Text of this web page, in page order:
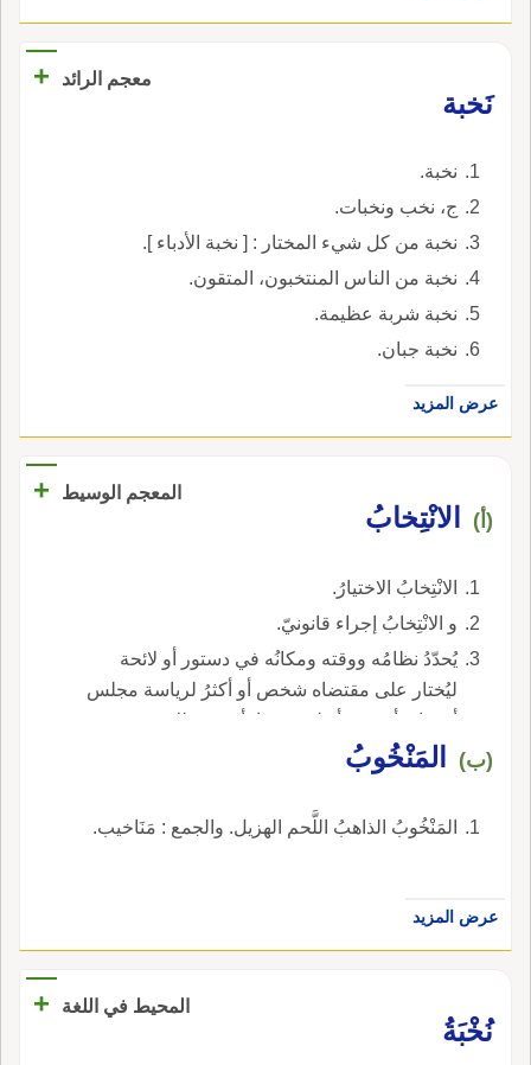
معجم الرائد
+
نَخبة
نخبة.
ج، نخب ونخبات.
نخبة من كل شيء المختار : [ نخبة الأدباء ].
نخبة من الناس المنتخبون، المتقون.
نخبة شربة عظيمة.
نخبة جبان.
عرض المزيد
المعجم الوسيط +
(أ) الانْتِخابُ
الانْتِخابُ الاختيارُ.
و الانْتِخابُ إجراء قانونيّ.
يُحدّدُ نظامُه ووقته ومكانُه في دستور أو لائحة
ليُختار على مقتضاه شخص أو أكثرُ لرياسة مجلس
أو نقابة أو ندوة أو لعضويتها، أو نحو ذلك.
(ب) المَنْخُوبُ
المَنْخُوبُ الذاهبُ اللَّحم الهزيل. والجمع : مَنَاخيب.
عرض المزيد
المحيط في اللغة
+
نُخْبَةُ